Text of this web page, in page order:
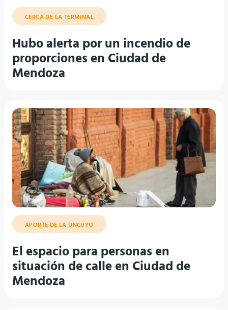
CERCA DE LA TERMINAL
Hubo alerta por un incendio de
proporciones en Ciudad de
Mendoza
APORTE DE LA UNCUYO
El espacio para personas en
situación de calle en Ciudad de
Mendoza